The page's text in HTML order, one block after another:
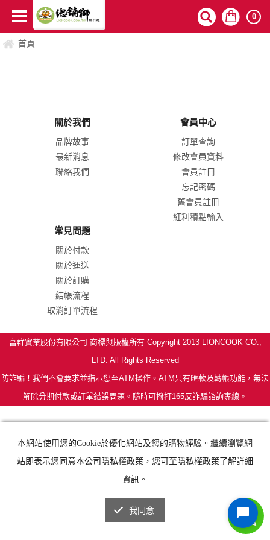
0
首頁
關於我們
品牌故事
最新消息
聯絡我們
會員中心
訂單查詢
修改會員資料
會員註冊
忘記密碼
舊會員註冊
紅利積點輸入
常見問題
關於付款
關於運送
關於訂購
結帳流程
取消訂單流程
富群實業股份有限公司 商標與版權所有 Copyright 2013 LIONCOOK CO.,
LTD. All Rights Reserved
防詐騙！我們不會要求並指示您至ATM操作。ATM只有匯款及轉帳功能，無法
解除分期付款或訂單錯誤問題。隨時可撥打165反詐騙諮詢專線。
本網站使用您的Cookie於優化網站及您的購物經驗。繼續瀏覽網
站即表示您同意本公司隱私權政策，您可至隱私權政策了解詳細
資訊。
我同意